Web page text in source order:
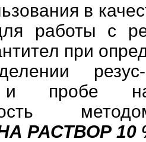
в
работы с
при
резус-
и пробе на
РАСТВОР 10